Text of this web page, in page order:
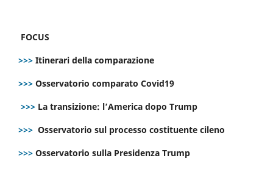
FOCUS
>>> Itinerari della comparazione
>>> Osservatorio comparato Covid19
>>> La transizione: l’America dopo Trump
>>> Osservatorio sul processo costituente cileno
>>> Osservatorio sulla Presidenza Trump